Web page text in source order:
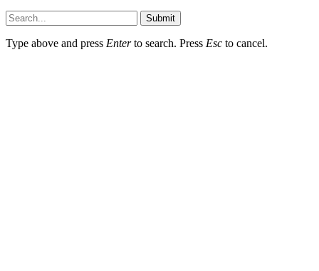
Submit
Type above and press Enterto search. Press Esc to cancel.